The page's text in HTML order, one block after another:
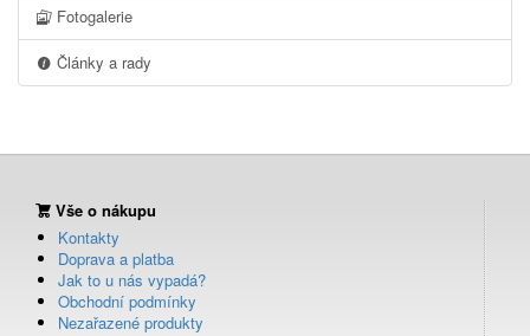
Fotogalerie
Články a rady
Vše o nákupu
Kontakty
Doprava a platba
Jak to u nás vypadá?
Obchodní podmínky
Nezařazené produkty